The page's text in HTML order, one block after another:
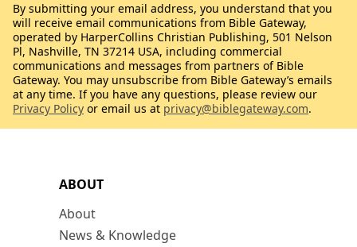
ABOUT
About
News & Knowledge
By submitting your email address, you understand that you
will receive email communications from Bible Gateway,
operated by HarperCollins Christian Publishing, 501 Nelson
Pl, Nashville, TN 37214 USA, including commercial
communications and messages from partners of Bible
Gateway. You may unsubscribe from Bible Gateway’s emails
at any time. If you have any questions, please review our
Privacy Policy or email us at privacy@biblegateway.com.